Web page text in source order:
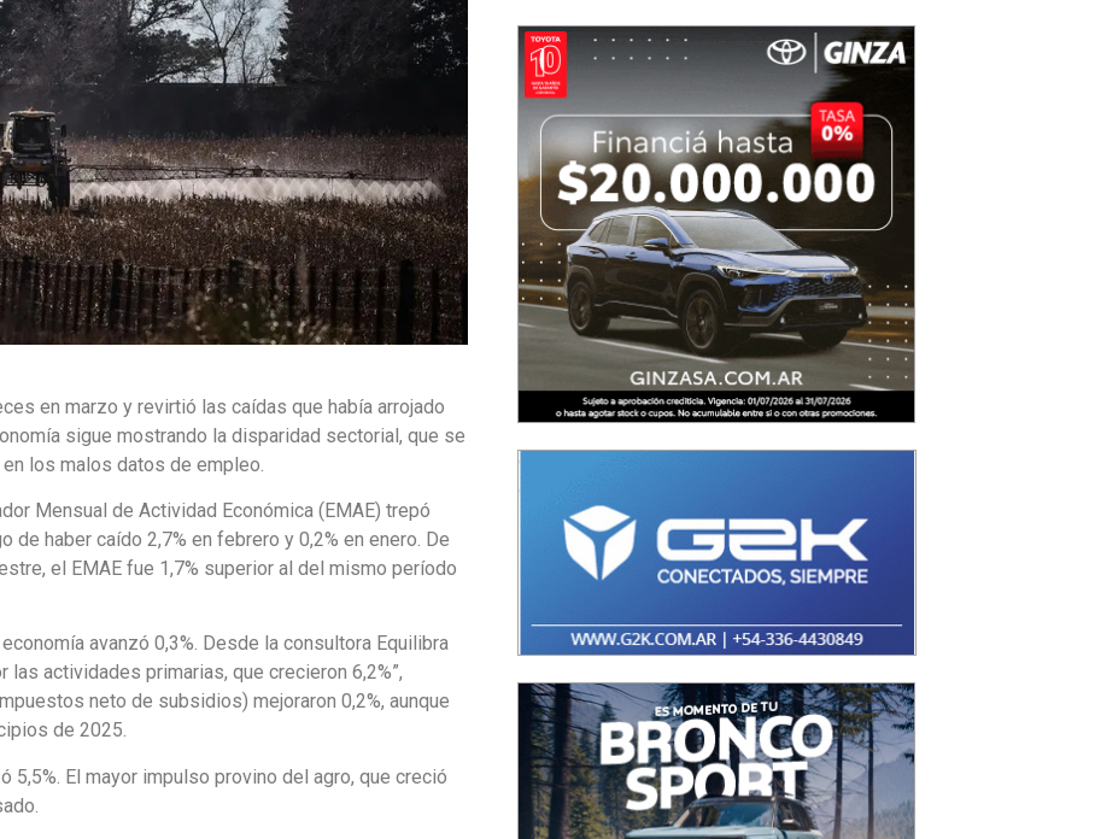
en marzo y revirtió las caídas que había arrojado
sigue mostrando la disparidad sectorial, que se
los malos datos de empleo.
Mensual de Actividad Económica (EMAE) trepó
de haber caído 2,7% en febrero y 0,2% en enero. De
el EMAE fue 1,7% superior al del mismo período
avanzó 0,3%. Desde la consultora Equilibra
las actividades primarias, que crecieron 6,2%”,
neto de subsidios) mejoraron 0,2%, aunque
de 2025.
5,5%. El mayor impulso provino del agro, que creció